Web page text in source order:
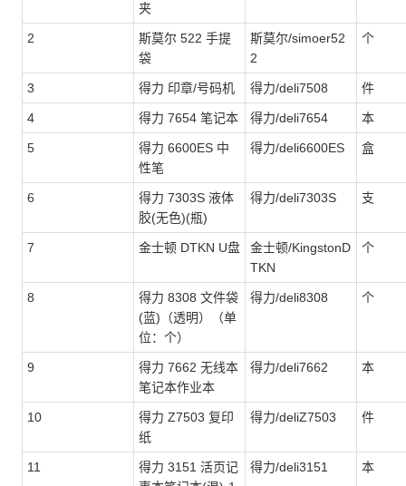
夹
2
斯莫尔 522 手提
袋
斯莫尔/simoer52
2
个
3 得力 印章/号码机 得力/deli7508 件
4 得力 7654 笔记本 得力/deli7654 本
5
得力 6600ES 中
性笔
得力/deli6600ES 盒
6
得力 7303S 液体
胶(无色)(瓶)
得力/deli7303S 支
7 金士顿 DTKN U盘
金士顿/KingstonD
TKN
个
8
得力 8308 文件袋
(蓝)（透明）（单
位：个）
得力/deli8308 个
9
得力 7662 无线本
笔记本作业本
得力/deli7662 本
10
得力 Z7503 复印
纸
得力/deliZ7503 件
11
得力 3151 活页记
得力/deli3151 本